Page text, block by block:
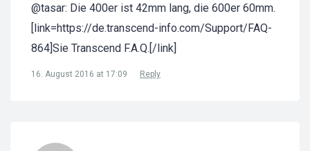
@tasar: Die 400er ist 42mm lang, die 600er 60mm.
[link=https://de.transcend-info.com/Support/FAQ-
864]Sie Transcend F.A.Q.[/link]
16. August 2016 at 17:09 Reply